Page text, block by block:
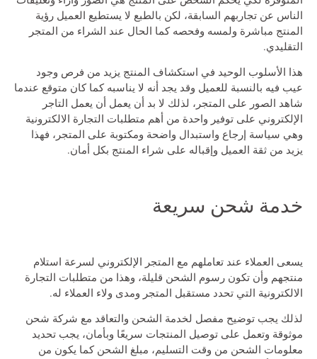
الناس عن تجاربهم السابقة، لكن بالطبع لا يستطيع العميل رؤية
المنتج مباشرة ولمسه وفحصه كما الحال عند الشراء من المتجر
التقليدي.
هذا الأسلوب الوحيد في استكشاف المنتج يزيد من فرص وجود
عيب فيه بالنسبة للعميل وقد يجد أنه لا يناسبه كما كان متوقع عندما
شاهد الصور على المتجر، لذلك لا بد أن يعمل أن يعمل التاجر
الإلكتروني على توفير واحدة من أهم متطلبات التجارة الالكترونية
وهي سياسة إرجاع واستبدال واضحة ومكتوبة على المتجر، فهذا
يزيد من ثقة العميل وإقباله على شراء المنتج بكل أمان.
خدمة شحن سريعة
يسعى العملاء عند تعاملهم مع المتجر الإلكتروني لسرعة استلام
منتجهم وأن تكون رسوم الشحن قليلة، وهذا من متطلبات التجارة
الالكترونية التي تحدد مستقبل المتجر ومدى ولاء العملاء له.
لذلك يجب توضيح مفصل لخدمة الشحن والتعاقد مع شركة شحن
موثوقة وتعمل على توصيل المنتجات سريعًا وبأمان، يجب تحديد
معلومات الشحن من وقت التسليم، مبلغ الشحن كما يكون من